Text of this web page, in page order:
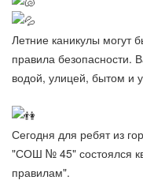
Летние каникулы могут
правила безопасности.
водой, улицей, бытом и
Сегодня для ребят из
"СОШ № 45" состоялся
правилам".